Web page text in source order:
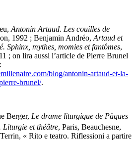
, Antonin Artaud. Les couilles de
1992 ; Benjamin Andréo, Artaud et
Sphinx, mythes, momies et fantômes,
; on lira aussi l’article de Pierre Brunel
blog/antonin-artaud-et-la-
brunel/.
Berger, Le drame liturgique de Pâques
Liturgie et théâtre, Paris, Beauchesne,
Terrin, « Rito e teatro. Riflessioni a partire